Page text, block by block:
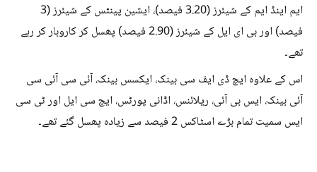
ایم اینڈ ایم کے شیئرز (3.20 فیصد)، ایشین پینٹس کے شیئرز (3
فیصد) اور بی ای ایل کے شیئرز (2.90 فیصد) پھسل کر کاروبار کر رہے
تھے۔
اس کے علاوہ ایچ ڈی ایف سی بینک، ایکسس بینک، آئی سی آئی سی
آئی بینک، ایس بی آئی، ریلائنس، اڈانی پورٹس، ایچ سی ایل اور ٹی سی
ایس سمیت تمام بڑے اسٹاکس 2 فیصد سے زیادہ پھسل گئے تھے۔